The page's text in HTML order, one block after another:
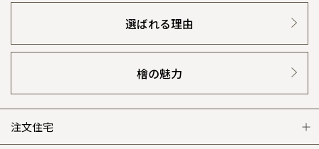
選ばれる理由
檜の魅力
注文住宅